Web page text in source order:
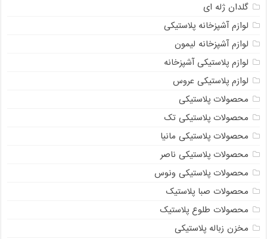
گلدان ژله ای
لوازم آشپزخانه پلاستیکی
لوازم آشپزخانه لیمون
لوازم پلاستیکی آشپزخانه
لوازم پلاستیکی عروس
محصولات پلاستیکی
محصولات پلاستیکی تک
محصولات پلاستیکی مانیا
محصولات پلاستیکی ناصر
محصولات پلاستیکی ونوس
محصولات صبا پلاستیک
محصولات طلوع پلاستیک
مخزن زباله پلاستیکی